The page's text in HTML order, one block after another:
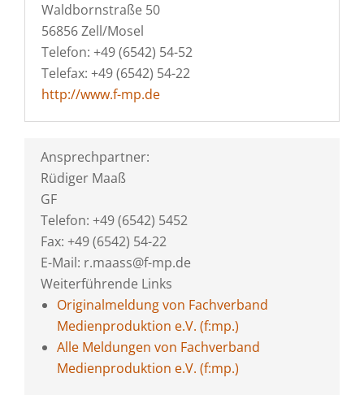
Waldbornstraße 50
56856 Zell/Mosel
Telefon: +49 (6542) 54-52
Telefax: +49 (6542) 54-22
http://www.f-mp.de
Ansprechpartner:
Rüdiger Maaß
GF
Telefon: +49 (6542) 5452
Fax: +49 (6542) 54-22
E-Mail: r.maass@f-mp.de
Weiterführende Links
Originalmeldung von Fachverband
Medienproduktion e.V. (f:mp.)
Alle Meldungen von Fachverband
Medienproduktion e.V. (f:mp.)